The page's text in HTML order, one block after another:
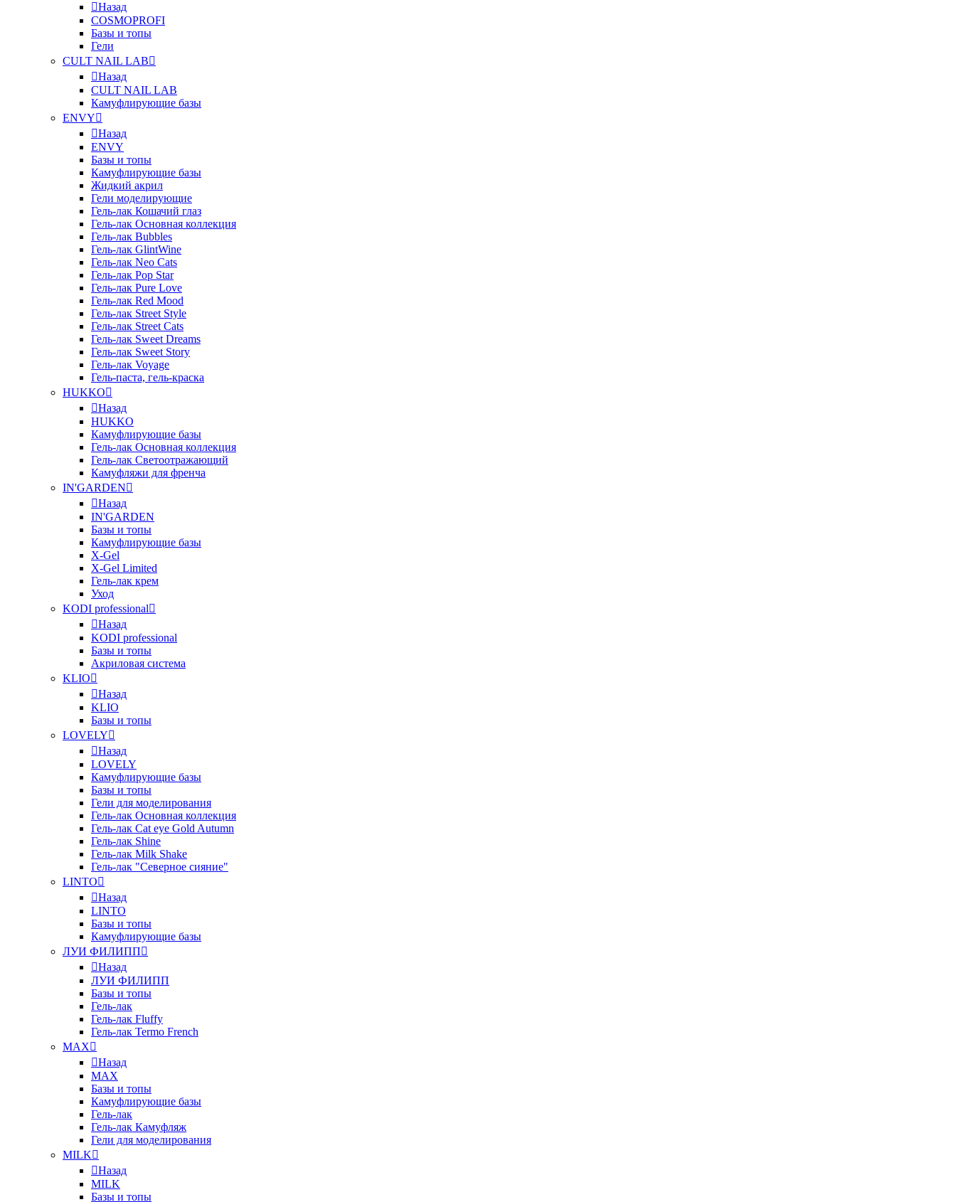
Назад
COSMOPROFI
Базы и топы
Гели
CULT NAIL LAB
Назад
CULT NAIL LAB
Камуфлирующие базы
ENVY
Назад
ENVY
Базы и топы
Камуфлирующие базы
Жидкий акрил
Гели моделирующие
Гель-лак Кошачий глаз
Гель-лак Основная коллекция
Гель-лак Bubbles
Гель-лак GlintWine
Гель-лак Neo Cats
Гель-лак Pop Star
Гель-лак Pure Love
Гель-лак Red Mood
Гель-лак Street Style
Гель-лак Street Cats
Гель-лак Sweet Dreams
Гель-лак Sweet Story
Гель-лак Voyage
Гель-паста, гель-краска
HUKKO
Назад
HUKKO
Камуфлирующие базы
Гель-лак Основная коллекция
Гель-лак Светоотражающий
Камуфляжи для френча
IN'GARDEN
Назад
IN'GARDEN
Базы и топы
Камуфлирующие базы
X-Gel
X-Gel Limited
Гель-лак крем
Уход
KODI professional
Назад
KODI professional
Базы и топы
Акриловая система
KLIO
Назад
KLIO
Базы и топы
LOVELY
Назад
LOVELY
Камуфлирующие базы
Базы и топы
Гели для моделирования
Гель-лак Основная коллекция
Гель-лак Cat eye Gold Autumn
Гель-лак Shine
Гель-лак Milk Shake
Гель-лак "Северное сияние"
LINTO
Назад
LINTO
Базы и топы
Камуфлирующие базы
ЛУИ ФИЛИПП
Назад
ЛУИ ФИЛИПП
Базы и топы
Гель-лак
Гель-лак Fluffy
Гель-лак Termo French
MAX
Назад
MAX
Базы и топы
Камуфлирующие базы
Гель-лак
Гель-лак Камуфляж
Гели для моделирования
MILK
Назад
MILK
Базы и топы